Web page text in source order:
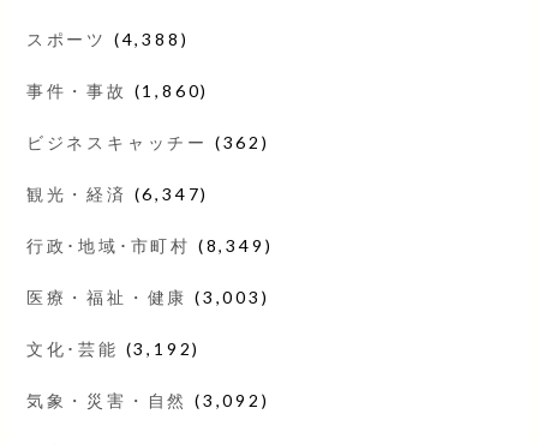
スポーツ (4,388)
事件・事故 (1,860)
ビジネスキャッチー (362)
観光・経済 (6,347)
行政･地域･市町村 (8,349)
医療・福祉・健康 (3,003)
文化･芸能 (3,192)
気象・災害・自然 (3,092)